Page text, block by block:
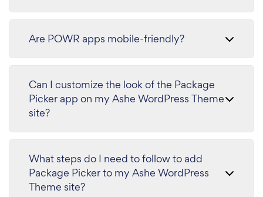
Are POWR apps mobile-friendly?
Can I customize the look of the Package
Picker app on my Ashe WordPress Theme
site?
What steps do I need to follow to add
Package Picker to my Ashe WordPress
Theme site?